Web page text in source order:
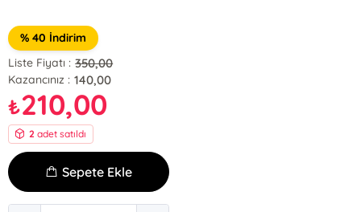
% 40 İndirim
Liste Fiyatı : 350,00
Kazancınız : 140,00
₺210,00
2 adet satıldı
Sepete Ekle